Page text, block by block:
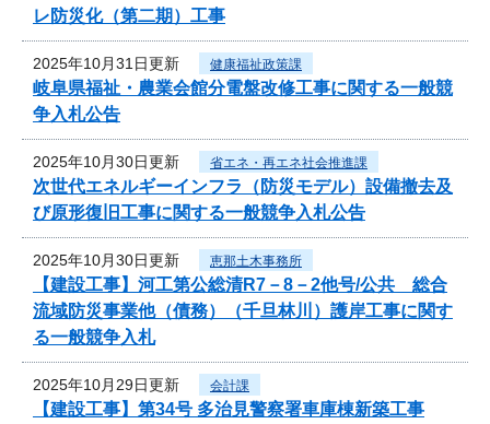
レ防災化（第二期）工事
2025年10月31日更新 健康福祉政策課
岐阜県福祉・農業会館分電盤改修工事に関する一般競
争入札公告
2025年10月30日更新 省エネ・再エネ社会推進課
次世代エネルギーインフラ（防災モデル）設備撤去及
び原形復旧工事に関する一般競争入札公告
2025年10月30日更新 恵那土木事務所
【建設工事】河工第公総清R7－8－2他号/公共 総合
流域防災事業他（債務）（千旦林川）護岸工事に関す
る一般競争入札
2025年10月29日更新 会計課
【建設工事】第34号 多治見警察署車庫棟新築工事